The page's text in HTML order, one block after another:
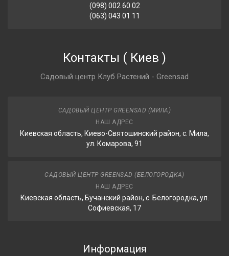
(098) 002 60 02
(063) 043 01 11
Контакты ( Киев )
Садовый центр Клуб Растений - Greensad
САДОВЫЙ ЦЕНТР GREENSAD (МИЛА)
НАШ АДРЕС
Киевская область, Киево-Святошинский район, с. Мила,
ул. Комарова, 91
САДОВЫЙ ЦЕНТР GREENSAD (БЕЛОГОРОДКА)
НАШ АДРЕС
Киевская область, Бучанский район, с. Белогородка, ул.
Софиевская, 17
Информация